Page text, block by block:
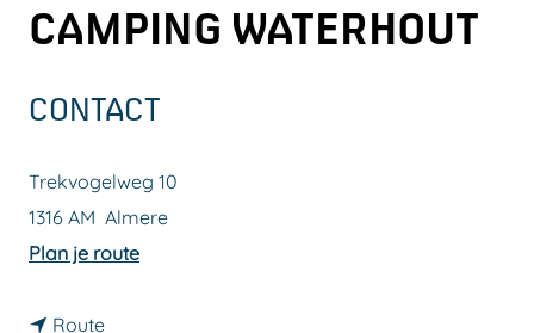
CAMPING WATERHOUT
CONTACT
Trekvogelweg 10
1316 AM Almere
Plan je routen
Routen